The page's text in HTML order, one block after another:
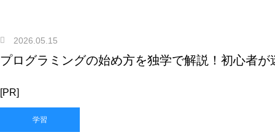
2026.05.15
プログラミングの始め方を独学で解説！初心者が
[PR]
学習